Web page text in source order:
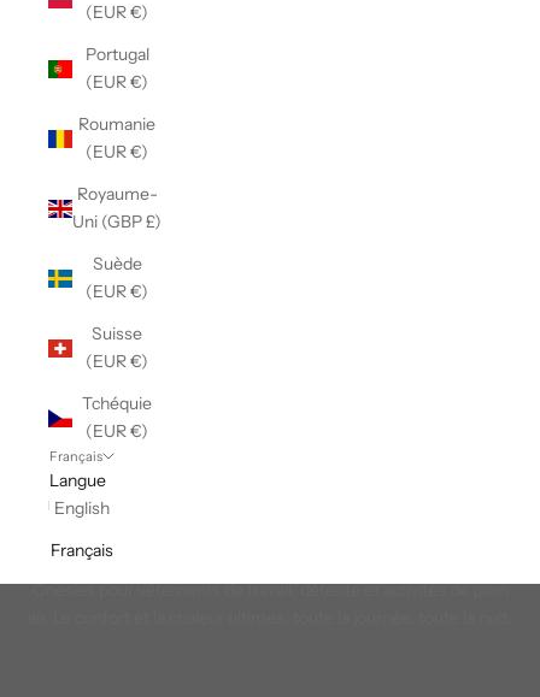
(EUR €)
Portugal
(EUR €)
Roumanie
(EUR €)
Royaume-
Uni (GBP £)
Suède
(EUR €)
Suisse
(EUR €)
Tchéquie
(EUR €)
Français
Langue
English
Français
Onesies pour vêtements de travail, détente et activités de plein